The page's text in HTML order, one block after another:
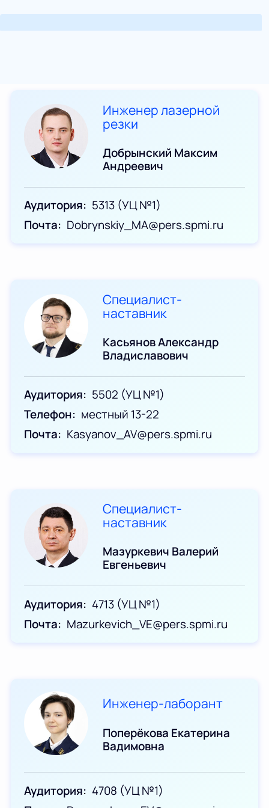
Инженер лазерной
резки
Добрынский Максим
Андреевич
Аудитория
5313 (УЦ №1)
Почта
Dobrynskiy_MA@pers.spmi.ru
Специалист-
наставник
Касьянов Александр
Владиславович
Аудитория
5502 (УЦ №1)
Телефон
местный 13-22
Почта
Kasyanov_AV@pers.spmi.ru
Специалист-
наставник
Мазуркевич Валерий
Евгеньевич
Аудитория
4713 (УЦ №1)
Почта
Mazurkevich_VE@pers.spmi.ru
Инженер-лаборант
Поперёкова Екатерина
Вадимовна
Аудитория
4708 (УЦ №1)